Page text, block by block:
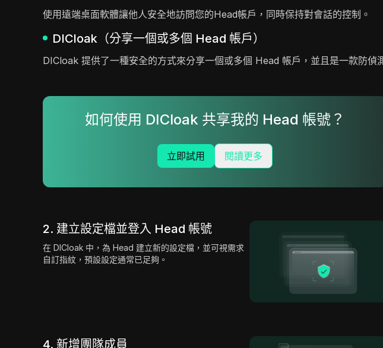
使用遠端桌面軟體讓他人安全地訪問您的Head帳戶，同時保持對會話的控制。
DICloak（分享一個或多個 Head 帳戶）
DICloak 提供了一種安全的方式來分享一個或多個 Head 帳戶，並且是一款防偵
如何使用 DICloak 共享我的 Head 帳號？
立即試用 閱讀更多
2. 建立設定檔並登入 Head 帳號
在 DICloak 中，為 Head 建立新的設定檔，並可視需求
自訂指紋，預設設定通常已足夠。
4. 新增團隊成員